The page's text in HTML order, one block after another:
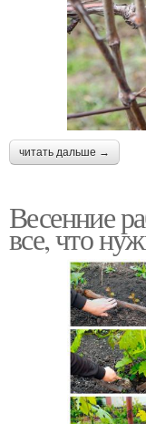
читать дальше →
Весенние
все, что